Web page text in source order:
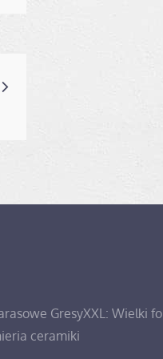
GresyXXL: Wielki
ceramiki